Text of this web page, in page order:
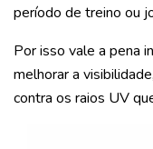
período de treino ou
Por isso vale a pena
melhorar a
contra os raios UV